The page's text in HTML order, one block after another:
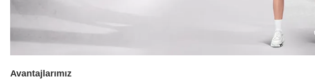
Avantajlarımız